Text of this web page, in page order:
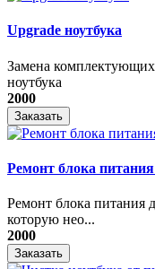
Upgrade ноутбука
Замена комплектующих
ноутбука
2000
Заказать
Ремонт блока питания
​Ремонт блока питания
которую нео...
2000
Заказать